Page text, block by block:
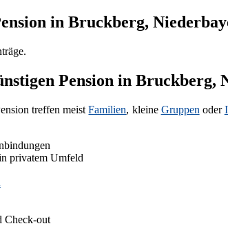
in Bruckberg,
Pension in Bruckberg,
treffen meistFamilien, kleine Gruppen oder
privatem Umfeld
Check-out